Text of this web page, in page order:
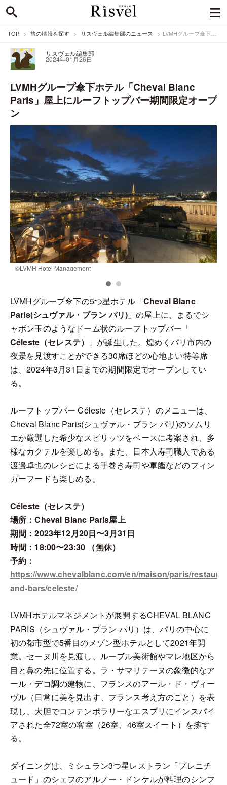
TOP 旅の情報を探す リスヴェル編集部のニュース LVMHグループ傘下ホテル「Cheval Blanc Paris」屋上にルーフトップバー期間限定オープン
リスヴェル編集部
2024年01月26日
LVMHグループ傘下ホテル「Cheval Blanc
Paris」屋上にルーフトップバー期間限定オープ
ン
©️LVMH Hotel Management
LVMHグループ傘下の5つ星ホテル「Cheval Blanc
Paris(シュヴァル・ブラン パリ) 」の屋上に、まるでシ
ャボン玉のようなドーム状のルーフトップバー「
Céleste（セレステ）
」が誕生した。煌めくパリ市内の
夜景を見渡すことができる30席ほどの心地よい特等席
は、2024年3月31日までの期間限定でオープンしてい
る。
ルーフトップバー Céleste（セレステ）のメニューは、
Cheval Blanc Paris(シュヴァル・ブラン パリ)のソムリ
エが厳選した希少なスピリッツをベースに考案され、多
様なカクテルを楽しめる。また、日本人寿司職人である
渡邉卓也のレシピによる手巻き寿司や軍艦などのフィン
ガーフードも楽しめる。
Céleste（セレステ）
場所：Cheval Blanc Paris屋上
期間：2023年12月20日〜3月31日
時間：18:00〜23:30 （無休）
予約：
https://www.chevalblanc.com/en/maison/paris/
and-bars/celeste/
LVMHホテルマネジメントが展開するCHEVAL BLANC
PARIS（シュヴァル・ブラン パリ）は、パリの中心に
初の都市型で5番目のメゾン型ホテルとして2021年開
業。セーヌ川を見渡し、ルーブル美術館やマレ地区から
目と鼻の先に位置する。ラ・サマリテーヌの象徴的なア
ール・デコ調の建物に、フランスのアール・ド・ヴィー
ヴル（日常に美を見出す、フランス考え方のこと）を表
現し、大胆でコンテンポラリーなエスプリにインスパイ
アされた全72室の客室（26室、46室スイート）を擁す
る。
ダイニングは、ミシュラン3つ星レストラン「プレニチ
ュード」のシェフのアルノー・ドンケルが料理のシンフ